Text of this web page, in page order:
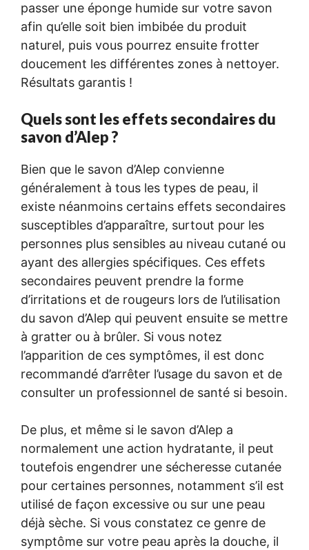
passer une éponge humide sur votre savon
afin qu’elle soit bien imbibée du produit
naturel, puis vous pourrez ensuite frotter
doucement les différentes zones à nettoyer.
Résultats garantis !
Quels sont les effets secondaires du
savon d’Alep ?
Bien que le savon d’Alep convienne
généralement à tous les types de peau, il
existe néanmoins certains effets secondaires
susceptibles d’apparaître, surtout pour les
personnes plus sensibles au niveau cutané ou
ayant des allergies spécifiques. Ces effets
secondaires peuvent prendre la forme
d’irritations et de rougeurs lors de l’utilisation
du savon d’Alep qui peuvent ensuite se mettre
à gratter ou à brûler. Si vous notez
l’apparition de ces symptômes, il est donc
recommandé d’arrêter l’usage du savon et de
consulter un professionnel de santé si besoin.
De plus, et même si le savon d’Alep a
normalement une action hydratante, il peut
toutefois engendrer une sécheresse cutanée
pour certaines personnes, notamment s’il est
utilisé de façon excessive ou sur une peau
déjà sèche. Si vous constatez ce genre de
symptôme sur votre peau après la douche, il